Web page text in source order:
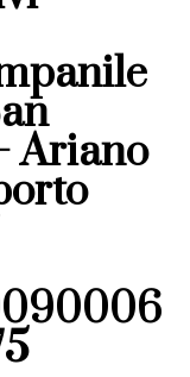
Ariano